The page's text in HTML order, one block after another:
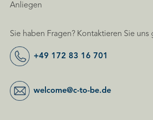
Anliegen
Sie haben Fragen? Kontaktieren Sie uns
+49 172 83 16 701
welcome@c-to-be.de